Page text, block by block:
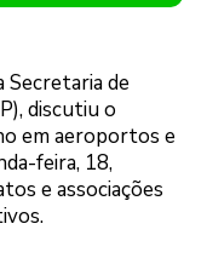
Secretaria de
discutiu o
em aeroportos e
feira, 18,
e associações